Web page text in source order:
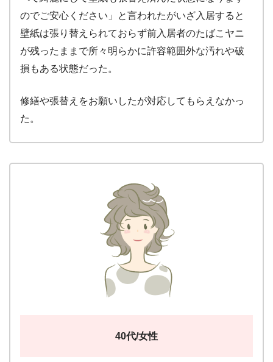
のでご安心ください」と言われたがいざ入居すると
壁紙は張り替えられておらず前入居者のたばこヤニ
が残ったままで所々明らかに許容範囲外な汚れや破
損もある状態だった。
修繕や張替えをお願いしたが対応してもらえなかっ
た。
40代/女性